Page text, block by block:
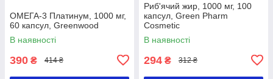
ОМЕГА-3 Платинум, 1000 мг,
60 капсул, Greenwood
В наявності
390 ₴ 414 ₴
Риб'ячий жир, 1000 мг, 100
капсул, Green Pharm
Cosmetic
В наявності
294 ₴ 312 ₴